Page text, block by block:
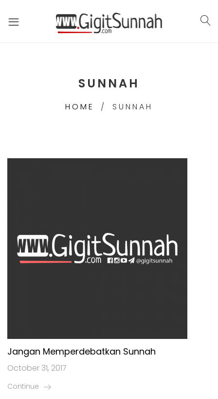
SUNNAH
HOME SUNNAH
Jangan Memperdebatkan Sunnah
October 31, 2017
Continue